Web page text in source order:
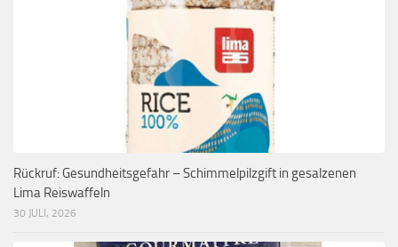
Rückruf: Gesundheitsgefahr – Schimmelpilzgift in gesalzenen
Lima Reiswaffeln
30 JULI, 2026